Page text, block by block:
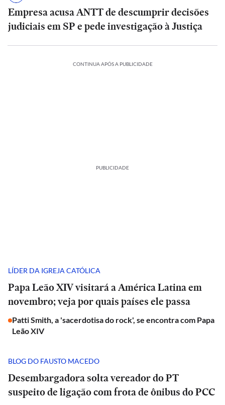
Empresa acusa ANTT de descumprir decisões
judiciais em SP e pede investigação à Justiça
CONTINUA APÓS A PUBLICIDADE
PUBLICIDADE
LÍDER DA IGREJA CATÓLICA
Papa Leão XIV visitará a América Latina em
novembro; veja por quais países ele passa
Patti Smith, a 'sacerdotisa do rock', se encontra com Papa
Leão XIV
BLOG DO FAUSTO MACEDO
Desembargadora solta vereador do PT
suspeito de ligação com frota de ônibus do PCC